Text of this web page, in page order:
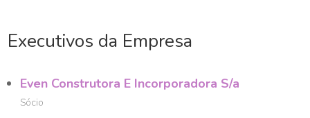
Executivos da Empresa
Even Construtora E Incorporadora S/a
Sócio